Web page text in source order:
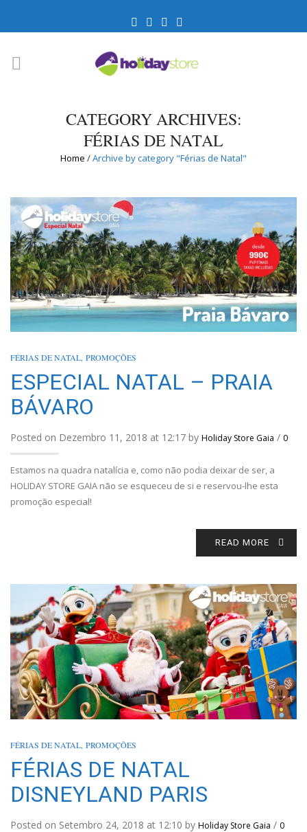
CATEGORY ARCHIVES:
FÉRIAS DE NATAL
Home /Archive by category "Férias de Natal"
FÉRIAS DE NATAL, PROMOÇÕES
ESPECIAL NATAL – PRAIA
BÁVARO
Posted on Dezembro 11, 2018 at 12:17 by Holiday Store Gaia / 0
Estamos na quadra natalícia e, como não podia deixar de ser, a
HOLIDAY STORE GAIA não se esqueceu de si e reservou-lhe esta
promoção especial!
READ MORE
FÉRIAS DE NATAL, PROMOÇÕES
FÉRIAS DE NATAL
DISNEYLAND PARIS
Posted on Setembro 24, 2018 at 12:10 by Holiday Store Gaia / 0